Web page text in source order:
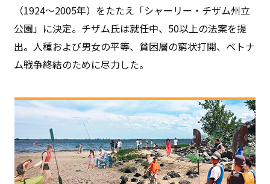
（1924〜2005年）をたたえ「シャーリー・チザム州立
公園」に決定。チザム氏は就任中、50以上の法案を提
出。人種および男女の平等、貧困層の窮状打開、ベトナ
ム戦争終結のために尽力した。